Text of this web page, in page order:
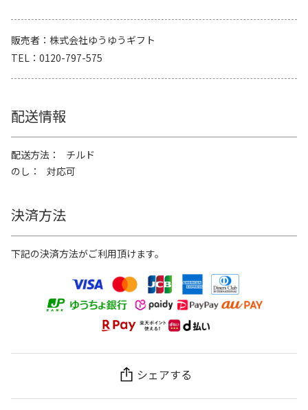
販売者
株式会社ゆうゆうギフト
TEL
0120-797-575
配送情報
配送方法
チルド
のし
対応可
決済方法
下記の決済方法がご利用頂けます。
シェアする